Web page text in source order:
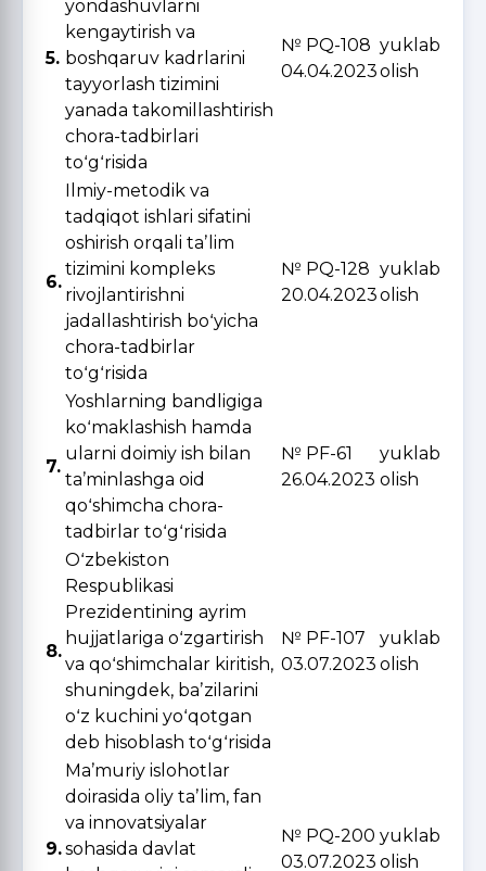
5.
yondashuvlarni
kengaytirish va
boshqaruv kadrlarini
tayyorlash tizimini
yanada takomillashtirish
chora-tadbirlari
toʻgʻrisida
№ PQ-108
04.04.2023
yuklab
olish
6.
Ilmiy-metodik va
tadqiqot ishlari sifatini
oshirish orqali taʼlim
tizimini kompleks
rivojlantirishni
jadallashtirish boʻyicha
chora-tadbirlar
toʻgʻrisida
№ PQ-128
20.04.2023
yuklab
olish
7.
Yoshlarning bandligiga
koʻmaklashish hamda
ularni doimiy ish bilan
taʼminlashga oid
qoʻshimcha chora-
tadbirlar toʻgʻrisida
№ PF-61
26.04.2023
yuklab
olish
8.
Oʻzbekiston
Respublikasi
Prezidentining ayrim
hujjatlariga oʻzgartirish
va qoʻshimchalar kiritish,
shuningdek, baʼzilarini
oʻz kuchini yoʻqotgan
deb hisoblash toʻgʻrisida
№ PF-107
03.07.2023
yuklab
olish
9.
Maʼmuriy islohotlar
doirasida oliy taʼlim, fan
va innovatsiyalar
sohasida davlat
№ PQ-200
03.07.2023
yuklab
olish